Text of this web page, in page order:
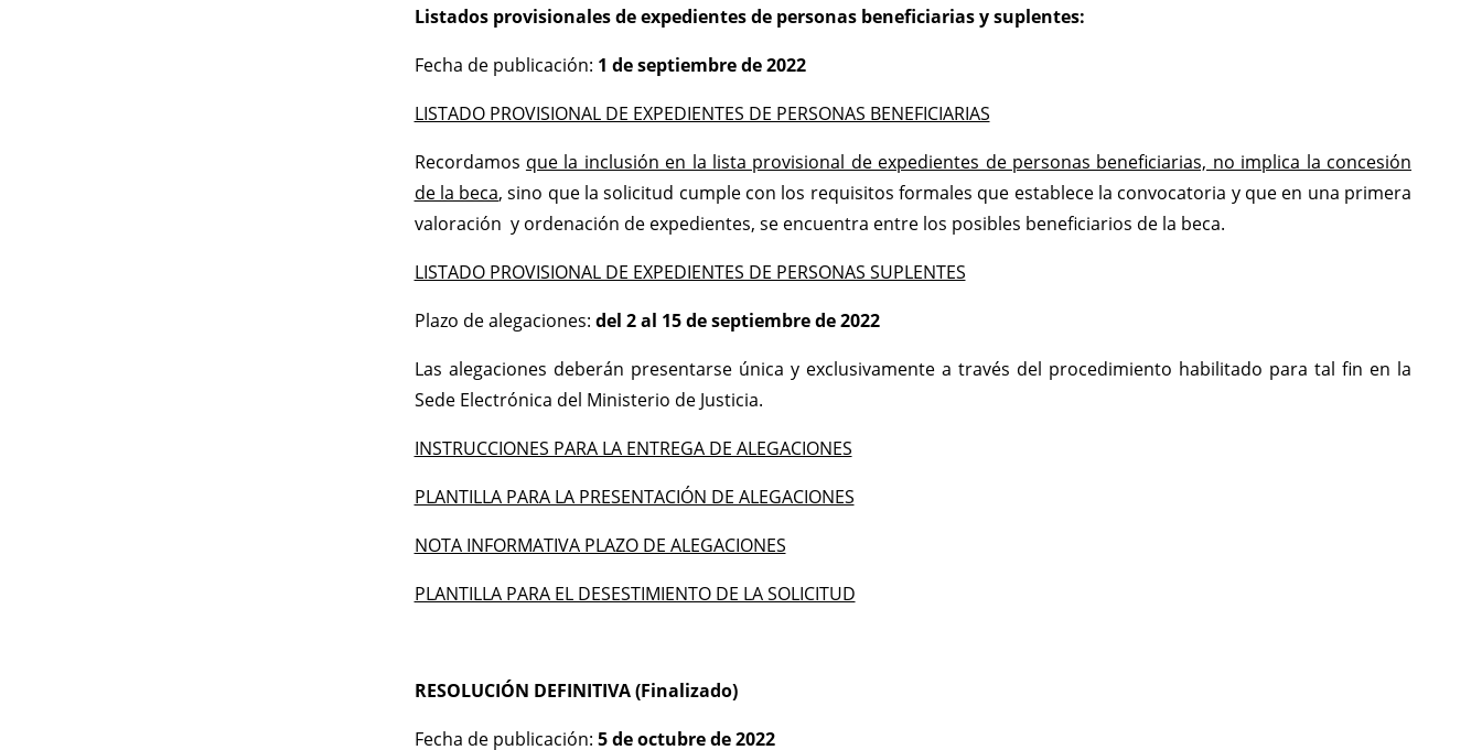
Listados provisionales de expedientes de personas beneficiarias y suplentes:
Fecha de publicación: 1 de septiembre de 2022
LISTADO PROVISIONAL DE EXPEDIENTES DE PERSONAS BENEFICIARIAS
Recordamos que la inclusión en la lista provisional de expedientes de personas beneficiarias, no implica la concesión
de la beca, sino que la solicitud cumple con los requisitos formales que establece la convocatoria y que en una primera
valoración y ordenación de expedientes, se encuentra entre los posibles beneficiarios de la beca.
LISTADO PROVISIONAL DE EXPEDIENTES DE PERSONAS SUPLENTES
Plazo de alegaciones: del 2 al 15 de septiembre de 2022
Las alegaciones deberán presentarse única y exclusivamente a través del procedimiento habilitado para tal fin en la
Sede Electrónica del Ministerio de Justicia.
INSTRUCCIONES PARA LA ENTREGA DE ALEGACIONES
PLANTILLA PARA LA PRESENTACIÓN DE ALEGACIONES
NOTA INFORMATIVA PLAZO DE ALEGACIONES
PLANTILLA PARA EL DESESTIMIENTO DE LA SOLICITUD
RESOLUCIÓN DEFINITIVA (Finalizado)
Fecha de publicación: 5 de octubre de 2022